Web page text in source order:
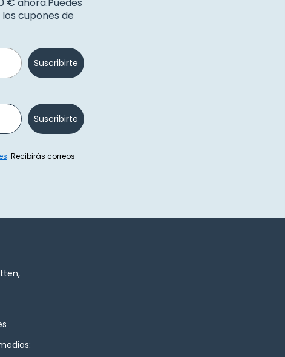
cupones de
Suscribirte
Suscribirte
. Recibirás correos